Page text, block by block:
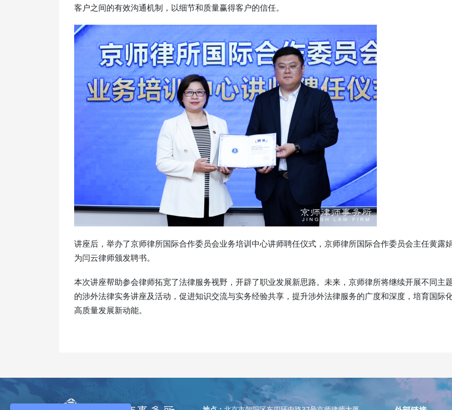
客户之间的有效沟通机制，以细节和质量赢得客户的信任。
讲座后，举办了京师律所国际合作委员会业务培训中心讲师聘任仪式，京师律所国际合作委员会主任黄露
为闫云律师颁发聘书。
本次讲座帮助参会律师拓宽了法律服务视野，开辟了职业发展新思路。未来，京师律所将继续开展不同主
的涉外法律实务讲座及活动，促进知识交流与实务经验共享，提升涉外法律服务的广度和深度，培育国际
高质量发展新动能。